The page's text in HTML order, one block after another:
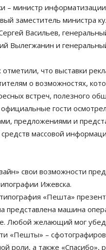
– министр
заместитель министра
Васильев,
Вылегжанин и
отметили, что выставки
о возможностях,
встреч, полезного
гости
предложениями и
массовой
cвои возможности
Ижевска.
«Пешта»
представлена машина
Любой желающий мог
«Пешты» –
роли, а также «Спасибо»,